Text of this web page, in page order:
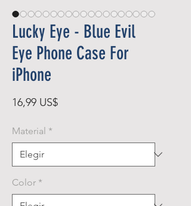
Lucky Eye - Blue Evil
Eye Phone Case For
iPhone
16,99 US$Precio
Material *
Color *